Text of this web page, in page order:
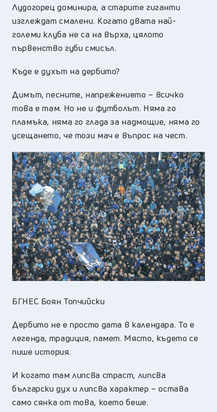
Лудогорец доминира, а старите гиганти
изглеждат смалени. Когато двата най-
големи клуба не са на върха, цялото
първенство губи смисъл.
Къде е духът на дербито?
Димът, песните, напрежението – всичко
това е там. Но не и футболът. Няма го
пламъка, няма го глада за надмощие, няма го
усещането, че този мач е въпрос на чест.
БГНЕС Боян Топчийски
Дербито не е просто дата в календара. То е
легенда, традиция, памет. Място, където се
пише история.
И когато там липсва страст, липсва
български дух и липсва характер – остава
само сянка от това, което беше.